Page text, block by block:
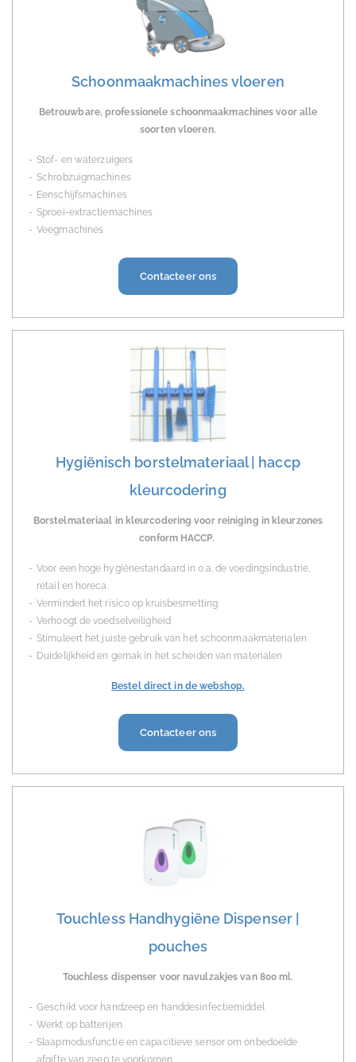
Schoonmaakmachines vloeren
Betrouwbare, professionele schoonmaakmachines voor alle
soorten vloeren.
Stof- en waterzuigers
Schrobzuigmachines
Eenschijfsmachines
Sproei-extractiemachines
Veegmachines
Contacteer ons
Hygiënisch borstelmateriaal | haccp
kleurcodering
Borstelmateriaal in kleurcodering voor reiniging in kleurzones
conform HACCP.
Voor een hoge hygiënestandaard in o.a. de voedingsindustrie,
retail en horeca.
Vermindert het risico op kruisbesmetting
Verhoogt de voedselveiligheid
Stimuleert het juiste gebruik van het schoonmaakmaterialen
Duidelijkheid en gemak in het scheiden van materialen
Bestel direct in de webshop.
Contacteer ons
Touchless Handhygiëne Dispenser |
pouches
Touchless dispenser voor navulzakjes van 800 ml.
Geschikt voor handzeep en handdesinfectiemiddel
Werkt op batterijen
Slaapmodusfunctie en capacitieve sensor om onbedoelde
afgifte van zeep te voorkomen